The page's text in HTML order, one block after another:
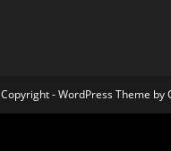
Copyright - WordPress Theme by